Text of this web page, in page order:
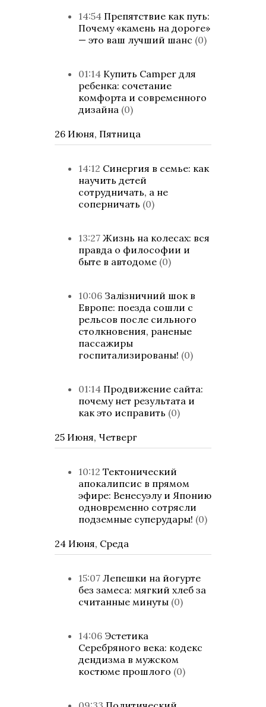
14:54 Препятствие как путь:
Почему «камень на дороге»
— это ваш лучший шанс (0)
01:14 Купить Camper для
ребенка: сочетание
комфорта и современного
дизайна (0)
26 Июня, Пятница
14:12 Синергия в семье: как
научить детей
сотрудничать, а не
соперничать (0)
13:27 Жизнь на колесах: вся
правда о философии и
быте в автодоме (0)
10:06 Залізничний шок в
Европе: поезда сошли с
рельсов после сильного
столкновения, раненые
пассажиры
госпитализированы! (0)
01:14 Продвижение сайта:
почему нет результата и
как это исправить (0)
25 Июня, Четверг
10:12 Тектонический
апокалипсис в прямом
эфире: Венесуэлу и Японию
одновременно сотрясли
подземные суперудары! (0)
24 Июня, Среда
15:07 Лепешки на йогурте
без замеса: мягкий хлеб за
считанные минуты (0)
14:06 Эстетика
Серебряного века: кодекс
дендизма в мужском
костюме прошлого (0)